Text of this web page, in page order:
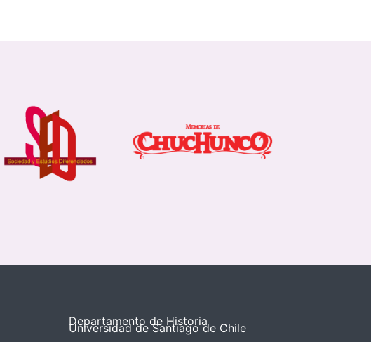
Departamento de Historia
Universidad de Santiago de Chile